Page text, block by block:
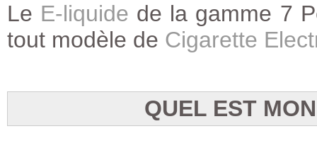
Le E-liquide de la gamme 7
tout modèle de Cigarette
QUEL EST